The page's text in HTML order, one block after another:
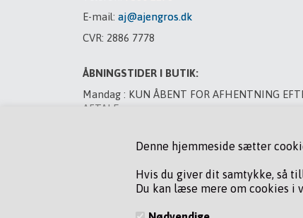
Denne hjemmeside sætter
Hvis du giver dit samtykke, så
Du kan læse mere om cookies i
E-mail:aj@ajengros.dk
CVR: 2886 7778
ÅBNINGSTIDER I BUTIK:
Mandag : KUN ÅBENT FOR AFHENTNING
AFTALE
Onsdag : LUKKET
Torsdag : LUKKET
Fredag : LUKKET
Lørdag : LUKKET